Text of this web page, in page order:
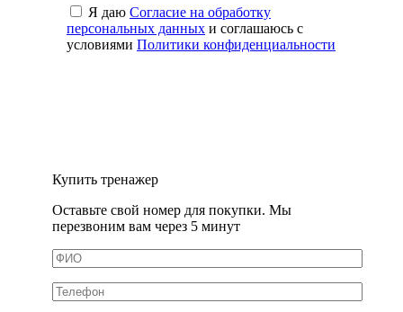
Я даю Cогласие на обработку
персональных данных и соглашаюсь с
условиями Политики конфиденциальности
Купить тренажер
Оставьте свой номер для покупки. Мы
перезвоним вам через 5 минут